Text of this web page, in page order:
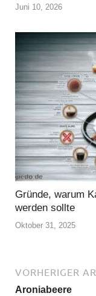
Juni 10, 2026
Gründe, warum
werden sollte
Oktober 31, 2025
VORHERIGER
Aroniabeere